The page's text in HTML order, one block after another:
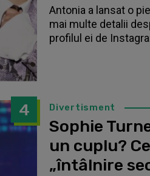
Antonia a lansat o
mai multe detalii
profilul ei de
4 Divertisment
Sophie
un cuplu?
„întâlnire